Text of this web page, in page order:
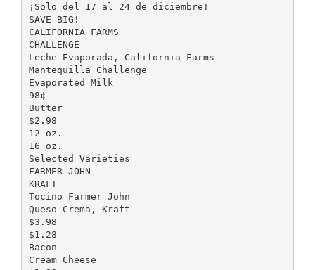
¡Solo del 17 al 24 de diciembre!
SAVE BIG!
CALIFORNIA FARMS
CHALLENGE
Leche Evaporada, California Farms
Mantequilla Challenge
Evaporated Milk
98¢
Butter
$2.98
12 oz.
16 oz.
Selected Varieties
FARMER JOHN
KRAFT
Tocino Farmer John
Queso Crema, Kraft
$3.98
$1.28
Bacon
Cream Cheese